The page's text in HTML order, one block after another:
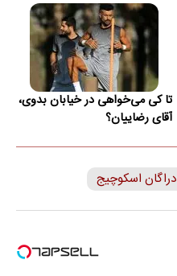
تا کی می‌خواهی در خیابان بدوی،
آقای رضاییان؟
دراگان اسکوچیج